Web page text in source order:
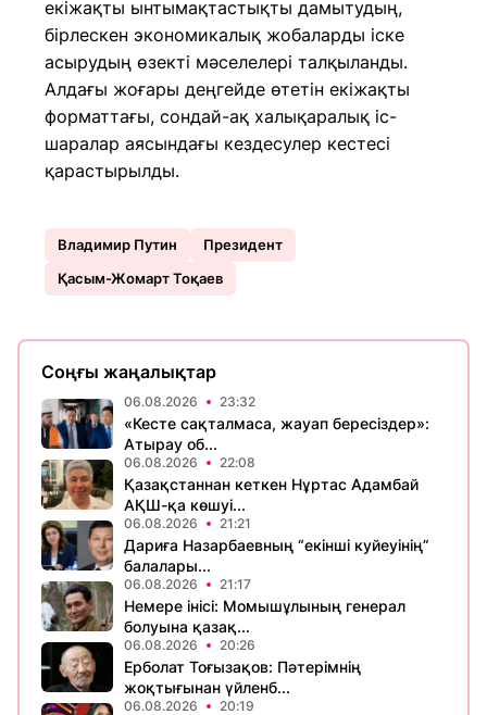
екіжақты ынтымақтастықты дамытудың,
бірлескен экономикалық жобаларды іске
асырудың өзекті мәселелері талқыланды.
Алдағы жоғары деңгейде өтетін екіжақты
форматтағы, сондай-ақ халықаралық іс-
шаралар аясындағы кездесулер кестесі
қарастырылды.
Владимир Путин
Президент
Қасым-Жомарт Тоқаев
Соңғы жаңалықтар
06.08.2026 23:32
«Кесте сақталмаса, жауап бересіздер»:
Атырау об...
06.08.2026 22:08
Қазақстаннан кеткен Нұртас Адамбай
АҚШ-қа көшуі...
06.08.2026 21:21
Дариға Назарбаевның “екінші куйеуінің”
балалары...
06.08.2026 21:17
Немере інісі: Момышұлының генерал
болуына қазақ...
06.08.2026 20:26
Ерболат Тоғызақов: Пәтерімнің
жоқтығынан үйленб...
06.08.2026 20:19